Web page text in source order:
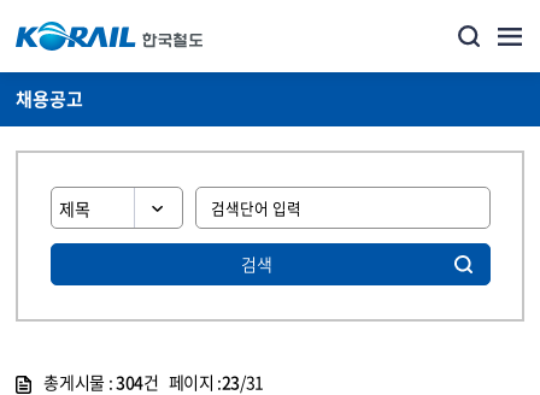
채용공고
검색
총게시물 :304건 페이지 :23/31